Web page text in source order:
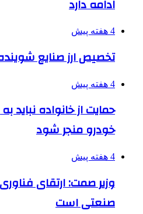
ادامه دارد
4 هفته پیش
تخصیص ارز صنایع
4 هفته پیش
حمایت از خانواده نباید
خودرو منجر شود
4 هفته پیش
وزیر صمت: ارتقای
صنعتی است